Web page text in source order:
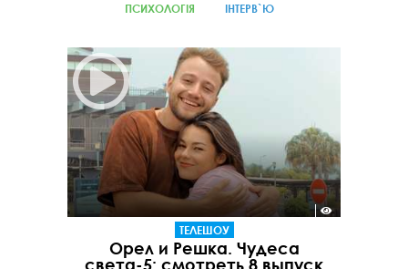
ПСИХОЛОГІЯ ІНТЕРВ`Ю
ТЕЛЕШОУ
Орел и Решка. Чудеса
света-5: смотреть 8 выпуск